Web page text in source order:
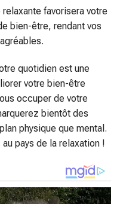
favorisera votre
bien-être, rendant vos
quotidien est une
votre bien-être
occuper de votre
bientôt des
physique que mental.
pays de la relaxation !